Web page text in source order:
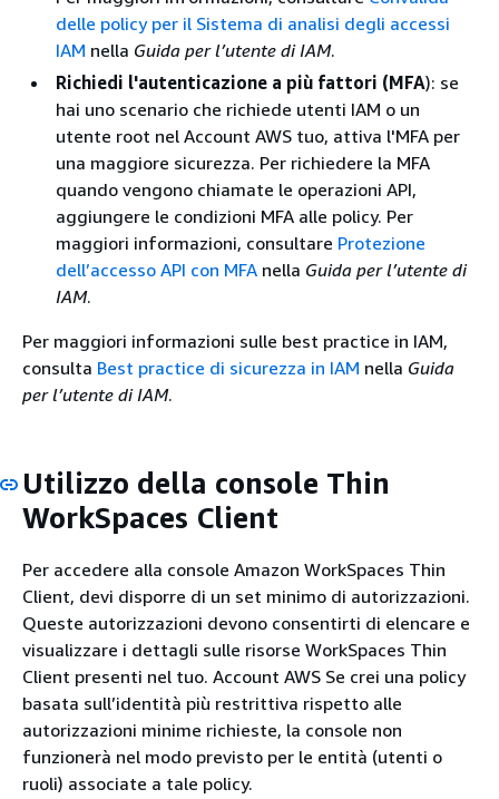
delle policy per il Sistema di analisi degli accessi
IAM nella Guida per l’utente di IAM.
Richiedi l'autenticazione a più fattori (MFA): se
hai uno scenario che richiede utenti IAM o un
utente root nel Account AWS tuo, attiva l'MFA per
una maggiore sicurezza. Per richiedere la MFA
quando vengono chiamate le operazioni API,
aggiungere le condizioni MFA alle policy. Per
maggiori informazioni, consultare Protezione
dell’accesso API con MFA nella Guida per l’utente di
IAM.
Per maggiori informazioni sulle best practice in IAM,
consulta Best practice di sicurezza in IAM nella Guida
per l’utente di IAM.
Utilizzo della console Thin
WorkSpaces Client
Per accedere alla console Amazon WorkSpaces Thin
Client, devi disporre di un set minimo di autorizzazioni.
Queste autorizzazioni devono consentirti di elencare e
visualizzare i dettagli sulle risorse WorkSpaces Thin
Client presenti nel tuo. Account AWS Se crei una policy
basata sull’identità più restrittiva rispetto alle
autorizzazioni minime richieste, la console non
funzionerà nel modo previsto per le entità (utenti o
ruoli) associate a tale policy.